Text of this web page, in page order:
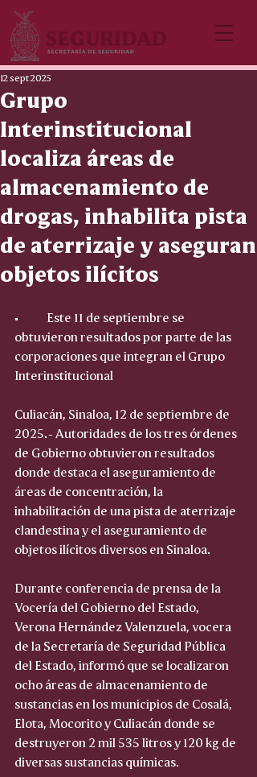
Grupo
Interinstitucional
localiza áreas de
almacenamiento de
drogas, inhabilita pista
de aterrizaje y aseguran
objetos ilícitos
12 sept 2025
•	Este 11 de septiembre se
obtuvieron resultados por parte de las
corporaciones que integran el Grupo
Interinstitucional
Culiacán, Sinaloa, 12 de septiembre de
2025.- Autoridades de los tres órdenes
de Gobierno obtuvieron resultados
donde destaca el aseguramiento de
áreas de concentración, la
inhabilitación de una pista de aterrizaje
clandestina y el aseguramiento de
objetos ilícitos diversos en Sinaloa.
Durante conferencia de prensa de la
Vocería del Gobierno del Estado,
Verona Hernández Valenzuela, vocera
de la Secretaría de Seguridad Pública
del Estado, informó que se localizaron
ocho áreas de almacenamiento de
sustancias en los municipios de Cosalá,
Elota, Mocorito y Culiacán donde se
destruyeron 2 mil 535 litros y 120 kg de
diversas sustancias químicas.